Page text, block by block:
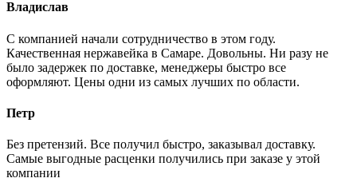
Владислав
С компанией начали сотрудничество в этом году.
Качественная нержавейка в Самаре. Довольны. Ни разу не
было задержек по доставке, менеджеры быстро все
оформляют. Цены одни из самых лучших по области.
Петр
Без претензий. Все получил быстро, заказывал доставку.
Самые выгодные расценки получились при заказе у этой
компании